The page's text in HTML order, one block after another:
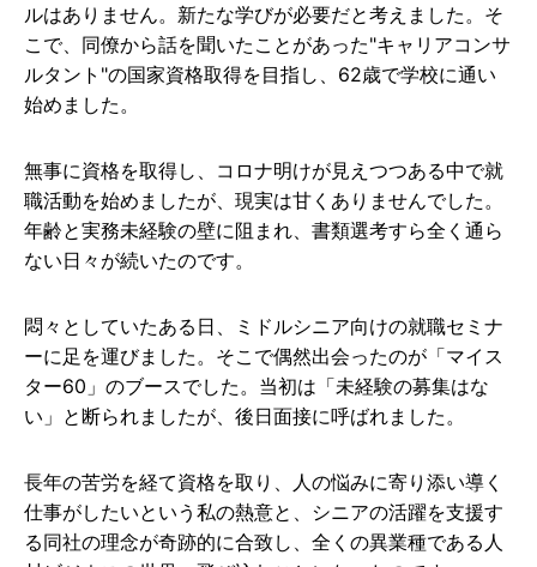
ルはありません。新たな学びが必要だと考えました。そ
こで、同僚から話を聞いたことがあった"キャリアコンサ
ルタント"の国家資格取得を目指し、62歳で学校に通い
始めました。
無事に資格を取得し、コロナ明けが見えつつある中で就
職活動を始めましたが、現実は甘くありませんでした。
年齢と実務未経験の壁に阻まれ、書類選考すら全く通ら
ない日々が続いたのです。
悶々としていたある日、ミドルシニア向けの就職セミナ
ーに足を運びました。そこで偶然出会ったのが「マイス
ター60」のブースでした。当初は「未経験の募集はな
い」と断られましたが、後日面接に呼ばれました。
長年の苦労を経て資格を取り、人の悩みに寄り添い導く
仕事がしたいという私の熱意と、シニアの活躍を支援す
る同社の理念が奇跡的に合致し、全くの異業種である人